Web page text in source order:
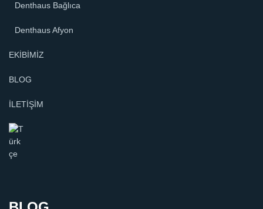
Denthaus Bağlıca
Denthaus Afyon
EKİBİMİZ
BLOG
İLETİŞİM